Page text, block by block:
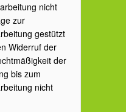
nicht
zur
gestützt
Widerruf der
der
bis zum
nicht